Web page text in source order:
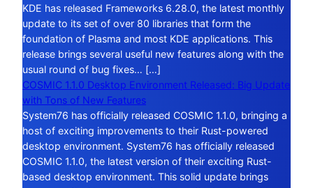
KDE has released Frameworks 6.28.0, the latest monthly
update to its set of over 80 libraries that form the
foundation of Plasma and most KDE applications. This
release brings several useful new features along with the
usual round of bug fixes… […]
COSMIC 1.1.0 Desktop Environment Released: Big Update
with Tons of New Features
System76 has officially released COSMIC 1.1.0, bringing a
host of exciting improvements to their Rust-powered
desktop environment. System76 has officially released
COSMIC 1.1.0, the latest version of their exciting Rust-
based desktop environment. This solid update brings